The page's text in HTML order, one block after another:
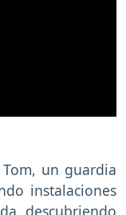
un guardia
instalaciones
descubriendo